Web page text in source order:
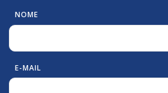
NOME
E-MAIL